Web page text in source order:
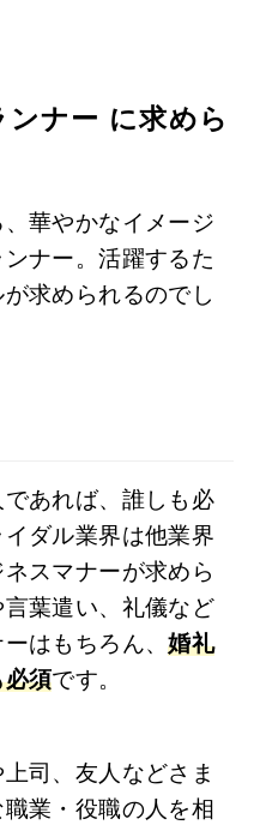
ナー に求めら
華やかなイメージ
ナー。活躍するた
求められるのでし
あれば、誰しも必
ダル業界は他業界
スマナーが求めら
葉遣い、礼儀など
はもちろん、婚礼
必須です。
司、友人などさま
業・役職の人を相